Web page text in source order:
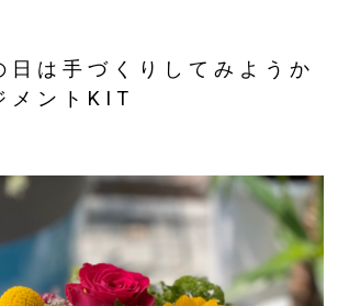
日は手づくりしてみようか
メントKIT